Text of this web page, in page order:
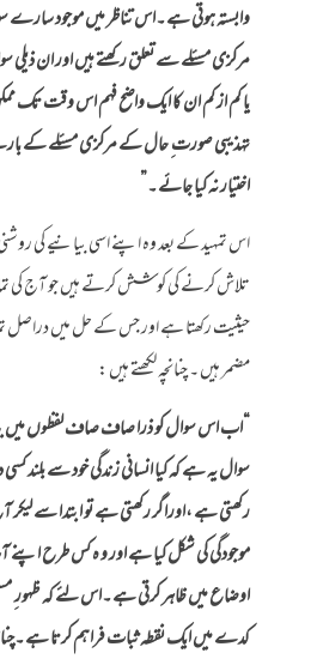
وابستہ ہوتی ہے ۔اس تناظر میں موجود سارے
مرکزی مسئلے سے تعلق رکھتے ہیں اور ان ذیلی
یا کم از کم ان کا ایک واضح فہم اس وقت تک
تہذیبی صورت ِ حال کے مرکزی مسئلے کے
اختیار نہ کیا جائے ۔”
اس تمہید کے بعد وہ اپنے اسی بیانیے کی
تلاش کرنے کی کوشش کرتے ہیں جو آج کی
حیثیت رکھتا ہے اور جس کے حل میں دراصل
مضمر ہیں ۔ چنانچہ لکھتے ہیں :
“اب اس سوال کو ذرا صاف صاف لفظوں میں
سوال یہ ہے کہ کیا انسانی زندگی خود سے بلند
رکھتی ہے ،اوراگر رکھتی ہے تو ابتدا سے
موجودگی کی شکل کیا ہے اور و ہ کس طرح اپنے
اوضاع میں ظاہر کرتی ہے ۔اس لئے کہ ظہور
کدے میں ایک نقطہ ثبات فراہم کرتا ہے